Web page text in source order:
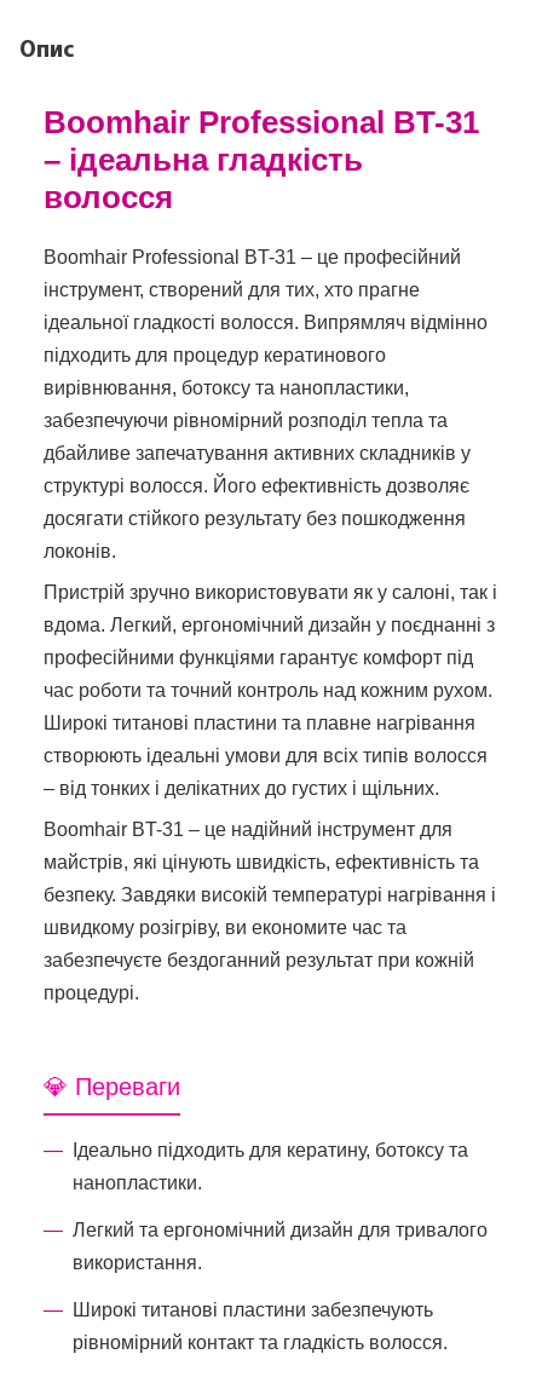
Опис
Boomhair Professional BT-31
– ідеальна гладкість
волосся
Boomhair Professional BT-31 – це професійний
інструмент, створений для тих, хто прагне
ідеальної гладкості волосся. Випрямляч відмінно
підходить для процедур кератинового
вирівнювання, ботоксу та нанопластики,
забезпечуючи рівномірний розподіл тепла та
дбайливе запечатування активних складників у
структурі волосся. Його ефективність дозволяє
досягати стійкого результату без пошкодження
локонів.
Пристрій зручно використовувати як у салоні, так і
вдома. Легкий, ергономічний дизайн у поєднанні з
професійними функціями гарантує комфорт під
час роботи та точний контроль над кожним рухом.
Широкі титанові пластини та плавне нагрівання
створюють ідеальні умови для всіх типів волосся
– від тонких і делікатних до густих і щільних.
Boomhair BT-31 – це надійний інструмент для
майстрів, які цінують швидкість, ефективність та
безпеку. Завдяки високій температурі нагрівання і
швидкому розігріву, ви економите час та
забезпечуєте бездоганний результат при кожній
процедурі.
💎 Переваги
Ідеально підходить для кератину, ботоксу та
нанопластики.
Легкий та ергономічний дизайн для тривалого
використання.
Широкі титанові пластини забезпечують
рівномірний контакт та гладкість волосся.